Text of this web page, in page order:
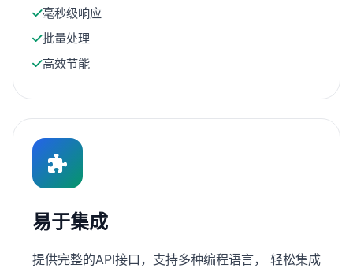
毫秒级响应
批量处理
高效节能
易于集成
提供完整的API接口，支持多种编程语言， 轻松集成